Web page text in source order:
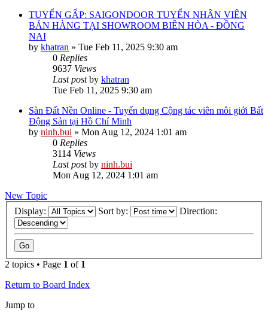
TUYỂN GẤP: SAIGONDOOR TUYỂN NHÂN VIÊN
BÁN HÀNG TẠI SHOWROOM BIÊN HÒA - ĐỒNG
NAI
by khatran » Tue Feb 11, 2025 9:30 am
0 Replies
9637 Views
Last postby khatran
Tue Feb 11, 2025 9:30 am
Sàn Đất Nền Online - Tuyển dụng Cộng tác viên môi giới Bất
Động Sản tại Hồ Chí Minh
by ninh.bui » Mon Aug 12, 2024 1:01 am
0 Replies
3114 Views
Last postby ninh.bui
Mon Aug 12, 2024 1:01 am
New Topic
Display:
Sort by: Direction:
2 topics • Page 1 of 1
Return to Board Index
Jump to